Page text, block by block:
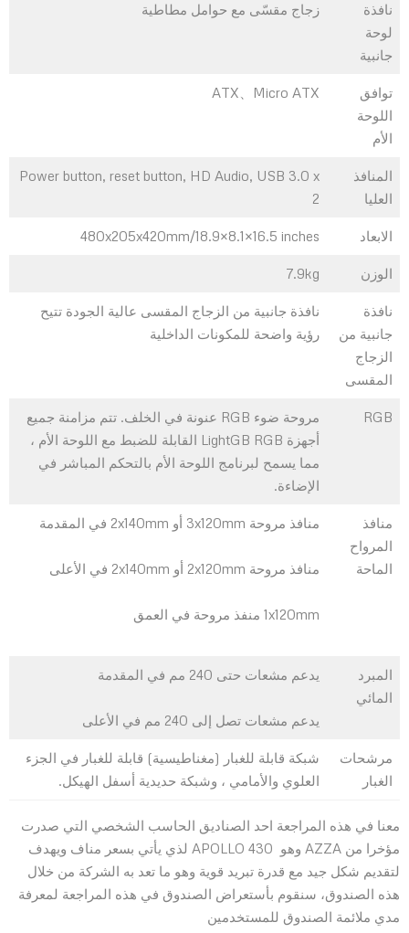
نافذة
لوحة
جانبية
زجاج مقسّى مع حوامل مطاطية
توافق
اللوحة
الأم
ATX、Micro ATX
المنافذ
العليا
Power button, reset button, HD Audio, USB 3.0 x
2
الابعاد 480x205x420mm/18.9×8.1×16.5 inches
الوزن 7.9kg
نافذة
جانبية من
الزجاج
المقسى
نافذة جانبية من الزجاج المقسى عالية الجودة تتيح
رؤية واضحة للمكونات الداخلية
RGB
مروحة ضوء RGB عنونة في الخلف. تتم مزامنة جميع
أجهزة LightGB RGB القابلة للضبط مع اللوحة الأم ،
مما يسمح لبرنامج اللوحة الأم بالتحكم المباشر في
الإضاءة.
منافذ
المرواح
الماحة
منافذ مروحة 3x120mm أو 2x140mm في المقدمة
منافذ مروحة 2x120mm أو 2x140mm في الأعلى
1x120mm منفذ مروحة في العمق
المبرد
المائي
يدعم مشعات حتى 240 مم في المقدمة
يدعم مشعات تصل إلى 240 مم في الأعلى
مرشحات
الغبار
شبكة قابلة للغبار (مغناطيسية) قابلة للغبار في الجزء
العلوي والأمامي ، وشبكة حديدية أسفل الهيكل.
معنا في هذه المراجعة احد الصناديق الحاسب الشخصي التي صدرت
مؤخرا من AZZA وهو APOLLO 430 لذي يأتي بسعر مناف ويهدف
لتقديم شكل جيد مع قدرة تبريد قوية وهو ما تعد به الشركة من خلال
هذه الصندوق، سنقوم بأستعراض الصندوق في هذه المراجعة لمعرفة
مدي ملائمة الصندوق للمستخدمين